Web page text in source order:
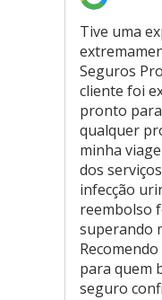
Tive uma
Seguros
cliente foi
pronto
qualquer
minha
dos
infecção
reembolso
superando
para quem
seguro